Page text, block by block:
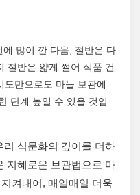
많이 깐 다음, 절반은 다
절반은 얇게 썰어 식품 건
도만으로도 마늘 보관에
단계 높일 수 있을 것입
리 식문화의 깊이를 더하
지혜로운 보관법으로 마
켜내어, 매일매일 더욱